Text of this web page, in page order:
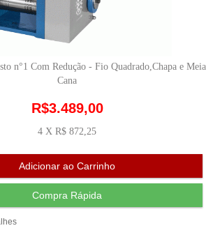
n°1 Com Redução - Fio Quadrado,Chapa e Meia
Cana
R$3.489,00
4 X R$ 872,25